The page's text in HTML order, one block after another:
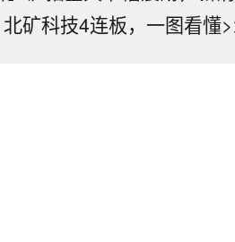
矿科技4连板，一图看懂